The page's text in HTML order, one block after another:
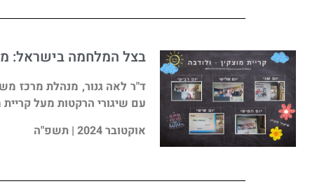
בצל המלחמה בישראל:
ד"ר לאה גנור, מנהלת מרכז
עם שיגורי הרקטות מעל
אוקטובר 2024 | תשפ"ה​​